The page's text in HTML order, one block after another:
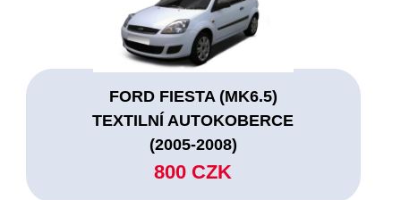
FORD FIESTA (MK6.5)
TEXTILNÍ AUTOKOBERCE
(2005-2008)
800 CZK